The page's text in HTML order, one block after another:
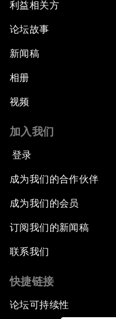
利益相关方
论坛故事
新闻稿
相册
视频
加入我们
登录
成为我们的合作伙伴
成为我们的会员
订阅我们的新闻稿
联系我们
快捷链接
论坛可持续性